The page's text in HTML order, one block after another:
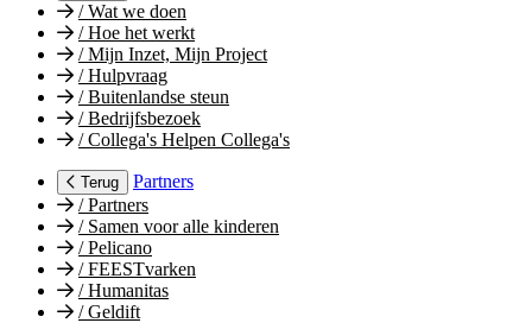
/Wat we doen
/Hoe het werkt
/Mijn Inzet, Mijn Project
/Hulpvraag
/Buitenlandse steun
/Bedrijfsbezoek
/Collega's Helpen Collega's
Terug
Partners
/Partners
/Samen voor alle kinderen
/Pelicano
/FEESTvarken
/Humanitas
/Geldift